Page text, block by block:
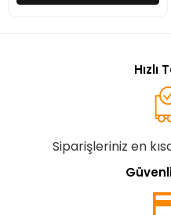
Hızlı
Siparişleriniz en